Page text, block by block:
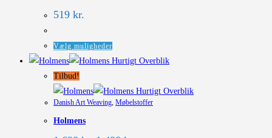
vælges
519 kr.
Vælg muligheder
vare
flere
varianter.
kan
Hurtigt Overblik
Tilbud!
Hurtigt Overblik
Danish Art Weaving, Møbelstoffer
Holmens